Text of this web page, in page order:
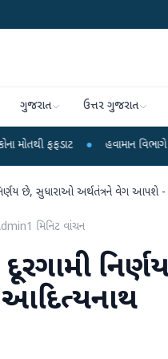
ગુજરાત ઉત્તર ગુજરાત
● હવામાન વિભાગે 18 રાજ્યો માટે
છે, સુધારાઓ અર્થતંત્રને વેગ આપશે -
1 મિનિટ વાંચન
દૂરગામી